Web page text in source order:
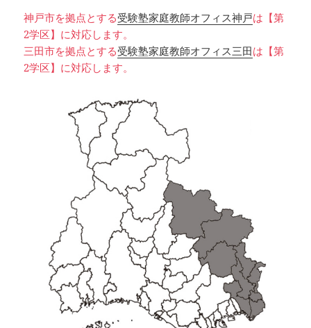
神戸市を拠点とする受験塾家庭教師オフィス神戸は【第
2学区】に対応します。
三田市を拠点とする受験塾家庭教師オフィス三田は【第
2学区】に対応します。